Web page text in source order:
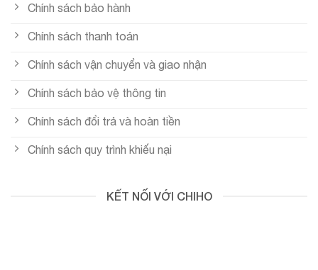
Chính sách bảo hành
Chính sách thanh toán
Chính sách vận chuyển và giao nhận
Chính sách bảo vệ thông tin
Chính sách đổi trả và hoàn tiền
Chính sách quy trình khiếu nại
KẾT NỐI VỚI CHIHO